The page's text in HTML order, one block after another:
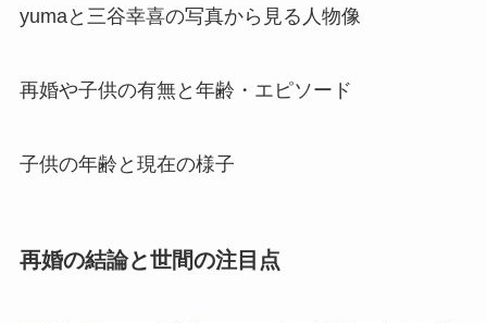
yumaと三谷幸喜の写真から見る人物像
再婚や子供の有無と年齢・エピソード
子供の年齢と現在の様子
再婚の結論と世間の注目点